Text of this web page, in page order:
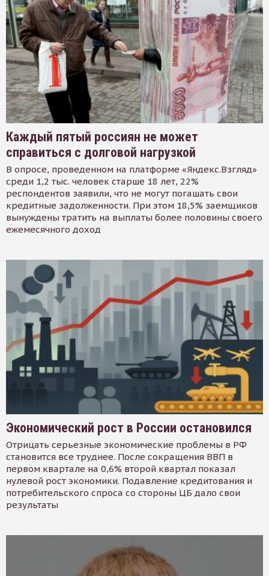
Каждый пятый россиян не может
справиться с долговой нагрузкой
В опросе, проведенном на платформе «Яндекс.Взгляд»
среди 1,2 тыс. человек старше 18 лет, 22%
респондентов заявили, что не могут погашать свои
кредитные задолженности. При этом 18,5% заемщиков
вынуждены тратить на выплаты более половины своего
ежемесячного доход
Экономический рост в России остановился
Отрицать серьезные экономические проблемы в РФ
становится все труднее. После сокращения ВВП в
первом квартале на 0,6% второй квартал показал
нулевой рост экономики. Подавление кредитования и
потребительского спроса со стороны ЦБ дало свои
результаты